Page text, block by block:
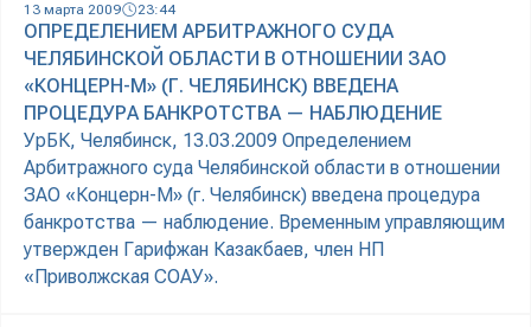
13 марта 2009 23:44
ОПРЕДЕЛЕНИЕМ АРБИТРАЖНОГО СУДА
ЧЕЛЯБИНСКОЙ ОБЛАСТИ В ОТНОШЕНИИ ЗАО
«КОНЦЕРН-М» (Г. ЧЕЛЯБИНСК) ВВЕДЕНА
ПРОЦЕДУРА БАНКРОТСТВА — НАБЛЮДЕНИЕ
УрБК, Челябинск, 13.03.2009 Определением
Арбитражного суда Челябинской области в отношении
ЗАО «Концерн-М» (г. Челябинск) введена процедура
банкротства — наблюдение. Временным управляющим
утвержден Гарифжан Казакбаев, член НП
«Приволжская СОАУ».